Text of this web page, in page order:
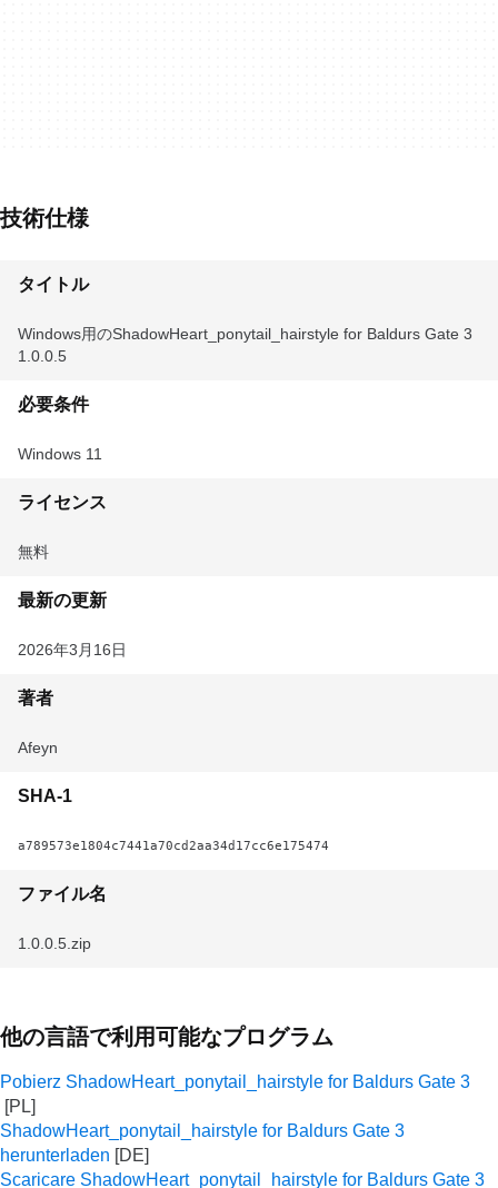
技術仕様
タイトル
Windows用のShadowHeart_ponytail_hairstyle for Baldurs Gate 3
1.0.0.5
必要条件
Windows 11
ライセンス
無料
最新の更新
2026年3月16日
著者
Afeyn
SHA-1
a789573e1804c7441a70cd2aa34d17cc6e175474
ファイル名
1.0.0.5.zip
他の言語で利用可能なプログラム
Pobierz ShadowHeart_ponytail_hairstyle for Baldurs Gate 3
ShadowHeart_ponytail_hairstyle for Baldurs Gate 3
herunterladen
Scaricare ShadowHeart_ponytail_hairstyle for Baldurs Gate 3